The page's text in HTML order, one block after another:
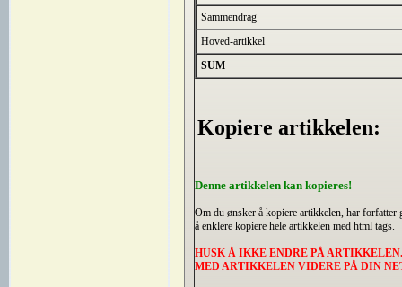
Sammendrag
Hoved-artikkel
SUM
Kopiere artikkelen:
Denne artikkelen kan kopieres!
Om du ønsker å kopiere artikkelen, har
å enklere kopiere hele artikkelen med html tags.
HUSK Å IKKE ENDRE PÅ
MED ARTIKKELEN VIDERE PÅ DIN